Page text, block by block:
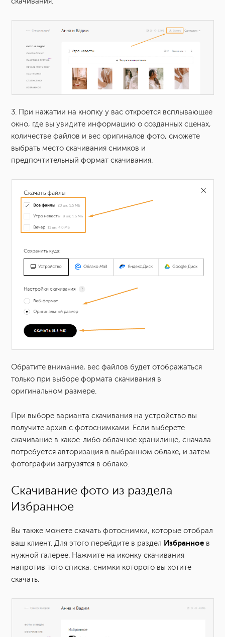
3. При нажатии на кнопку у вас откроется всплывающее
окно, где вы увидите информацию о созданных сценах,
количестве файлов и вес оригиналов фото, сможете
выбрать место скачивания снимков и
предпочтительный формат скачивания.
Обратите внимание, вес файлов будет отображаться
только при выборе формата скачивания в
оригинальном размере.
При выборе варианта скачивания на устройство вы
получите архив с фотоснимками. Если выберете
скачивание в какое-либо облачное хранилище, сначала
потребуется авторизация в выбранном облаке, и затем
фотографии загрузятся в облако.
Скачивание фото из раздела
Избранное
Вы также можете скачать фотоснимки, которые отобрал
ваш клиент. Для этого перейдите в раздел Избранное в
нужной галерее. Нажмите на иконку скачивания
напротив того списка, снимки которого вы хотите
скачать.